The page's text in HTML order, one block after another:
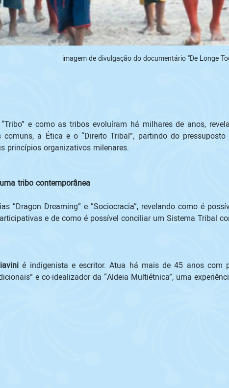
imagem de divulgação do documentário "De Longe
e como as tribos evoluíram há milhares de anos,
comuns, a Ética e o “Direito Tribal”, partindo do
princípios organizativos milenares.
tribo contemporânea
“Dragon Dreaming” e “Sociocracia”, revelando como é
e de como é possível conciliar um Sistema Tribal
é indigenista e escritor. Atua há mais de 45 anos com
e co-idealizador da “Aldeia Multiétnica”, uma